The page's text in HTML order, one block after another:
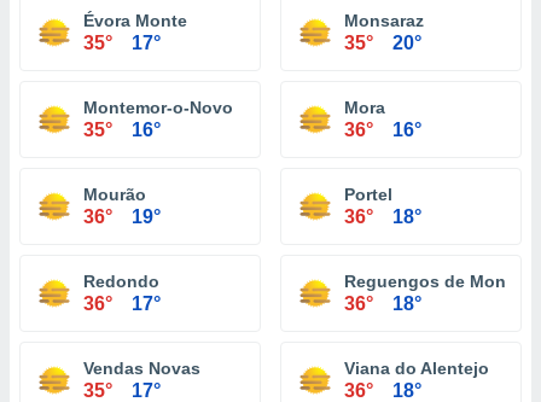
Évora Monte
35° 17°
Monsaraz
35° 20°
Montemor-o-Novo
35° 16°
Mora
36° 16°
Mourão
36° 19°
Portel
36° 18°
Redondo
36° 17°
Reguengos de
36° 18°
Vendas Novas
35° 17°
Viana do Alentejo
36° 18°